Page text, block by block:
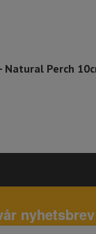
Natural Perch
nyhetsbrev